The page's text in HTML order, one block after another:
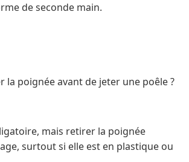
de seconde main.
la poignée avant de jeter une poêle ?
mais retirer la poignée
surtout si elle est en plastique ou